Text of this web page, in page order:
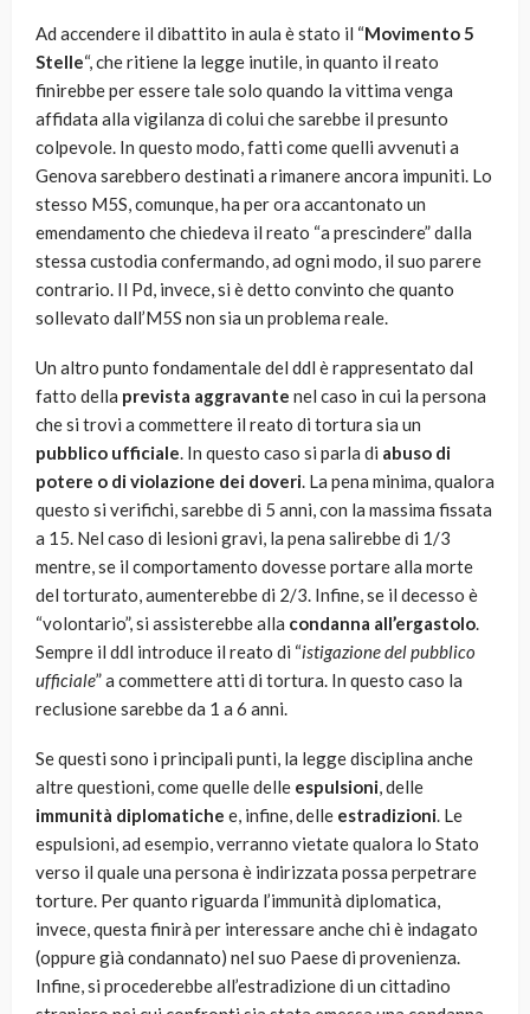
Ad accendere il dibattito in aula è stato il “Movimento 5
Stelle“, che ritiene la legge inutile, in quanto il reato
finirebbe per essere tale solo quando la vittima venga
affidata alla vigilanza di colui che sarebbe il presunto
colpevole. In questo modo, fatti come quelli avvenuti a
Genova sarebbero destinati a rimanere ancora impuniti. Lo
stesso M5S, comunque, ha per ora accantonato un
emendamento che chiedeva il reato “a prescindere” dalla
stessa custodia confermando, ad ogni modo, il suo parere
contrario. Il Pd, invece, si è detto convinto che quanto
sollevato dall’M5S non sia un problema reale.
Un altro punto fondamentale del ddl è rappresentato dal
fatto della prevista aggravante nel caso in cui la persona
che si trovi a commettere il reato di tortura sia un
pubblico ufficiale. In questo caso si parla di abuso di
potere o di violazione dei doveri. La pena minima, qualora
questo si verifichi, sarebbe di 5 anni, con la massima fissata
a 15. Nel caso di lesioni gravi, la pena salirebbe di 1/3
mentre, se il comportamento dovesse portare alla morte
del torturato, aumenterebbe di 2/3. Infine, se il decesso è
“volontario”, si assisterebbe alla condanna all’ergastolo.
Sempre il ddl introduce il reato di “istigazione del pubblico
ufficiale” a commettere atti di tortura. In questo caso la
reclusione sarebbe da 1 a 6 anni.
Se questi sono i principali punti, la legge disciplina anche
altre questioni, come quelle delle espulsioni, delle
immunità diplomatiche e, infine, delle estradizioni. Le
espulsioni, ad esempio, verranno vietate qualora lo Stato
verso il quale una persona è indirizzata possa perpetrare
torture. Per quanto riguarda l’immunità diplomatica,
invece, questa finirà per interessare anche chi è indagato
(oppure già condannato) nel suo Paese di provenienza.
Infine, si procederebbe all’estradizione di un cittadino